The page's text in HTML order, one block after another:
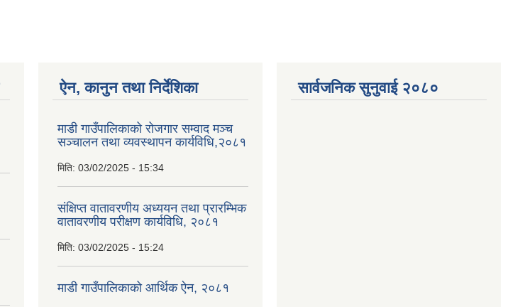
ऐन, कानुन तथा निर्देशिका
माडी गाउँपालिकाको रोजगार सम्वाद मञ्च
सञ्चालन तथा व्यवस्थापन कार्यविधि,२०८१
मिति: 03/02/2025 - 15:34
संक्षिप्त वातावरणीय अध्ययन तथा प्रारम्भिक
वातावरणीय परीक्षण कार्यविधि, २०८१
मिति: 03/02/2025 - 15:24
माडी गाउँपालिकाको आर्थिक ऐन, २०८१
सार्वजनिक सुनुवाई २०८०